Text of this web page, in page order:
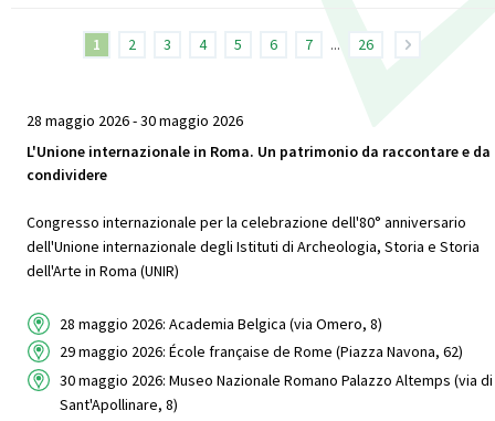
1 2 3 4 5 6 7 ... 26
28 maggio 2026 - 30 maggio 2026
L'Unione internazionale in Roma. Un patrimonio da raccontare e da
condividere
Congresso internazionale per la celebrazione dell'80° anniversario
dell'Unione internazionale degli Istituti di Archeologia, Storia e Storia
dell'Arte in Roma (UNIR)
28 maggio 2026: Academia Belgica (via Omero, 8)
29 maggio 2026: École française de Rome (Piazza Navona, 62)
30 maggio 2026: Museo Nazionale Romano Palazzo Altemps (via di
Sant'Apollinare, 8)